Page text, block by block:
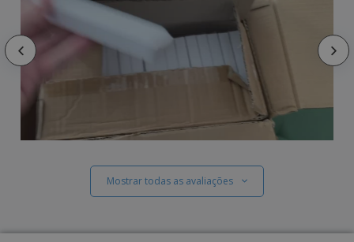
Mostrar todas as avaliações